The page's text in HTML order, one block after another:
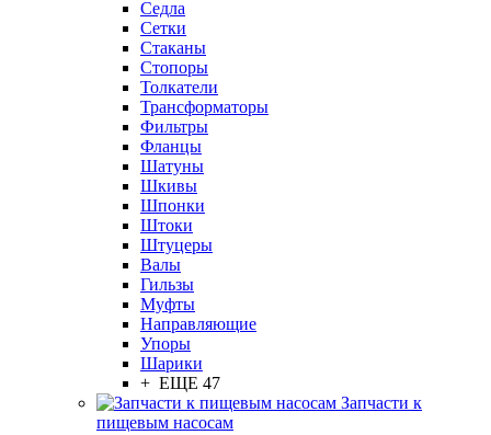
Седла
Сетки
Стаканы
Стопоры
Толкатели
Трансформаторы
Фильтры
Фланцы
Шатуны
Шкивы
Шпонки
Штоки
Штуцеры
Валы
Гильзы
Муфты
Направляющие
Упоры
Шарики
+ ЕЩЕ 47
Запчасти к
пищевым насосам